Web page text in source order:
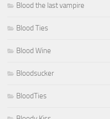
Blood the last vampire
Blood Ties
Blood Wine
Bloodsucker
BloodTies